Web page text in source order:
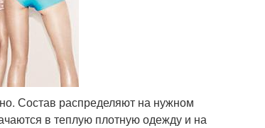
Состав распределяют на нужном
в теплую плотную одежду и на